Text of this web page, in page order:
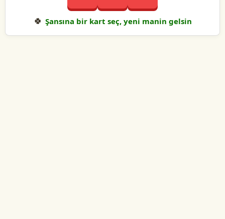
🍀 Şansına bir kart seç, yeni manin gelsin